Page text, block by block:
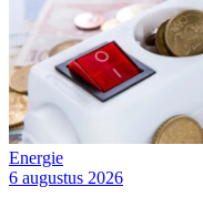
Energie
6 augustus 2026